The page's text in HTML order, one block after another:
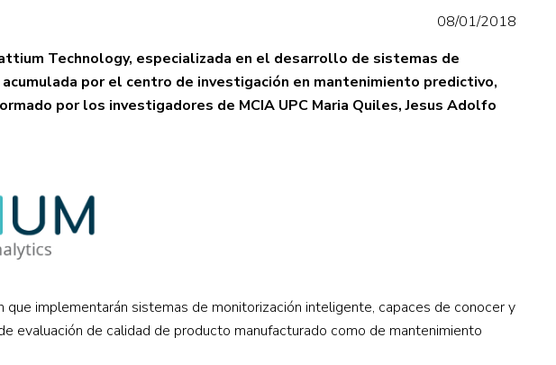
08/01/2018
Technology, especializada en el desarrollo de sistemas de
por el centro de investigación en mantenimiento predictivo,
por los investigadores de MCIA UPC Maria Quiles, Jesus Adolfo
implementarán sistemas de monitorización inteligente, capaces de conocer y
evaluación de calidad de producto manufacturado como de mantenimiento